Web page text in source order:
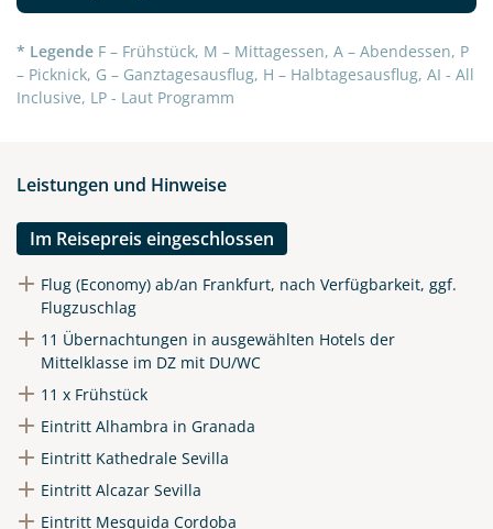
* Legende F – Frühstück, M – Mittagessen, A – Abendessen, P
– Picknick, G – Ganztagesausflug, H – Halbtagesausflug, AI - All
Inclusive, LP - Laut Programm
Leistungen und Hinweise
Im Reisepreis eingeschlossen
Flug (Economy) ab/an Frankfurt, nach Verfügbarkeit, ggf.
Flugzuschlag
11 Übernachtungen in ausgewählten Hotels der
Mittelklasse im DZ mit DU/WC
11 x Frühstück
Eintritt Alhambra in Granada
Eintritt Kathedrale Sevilla
Eintritt Alcazar Sevilla
Eintritt Mesquida Cordoba